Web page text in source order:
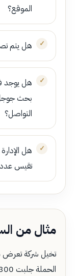
الموقع؟
هل يتم
هل يوجد
بحث
التواصل؟
هل
تقيس عدد
مثال من
تخيل شركة تعرض